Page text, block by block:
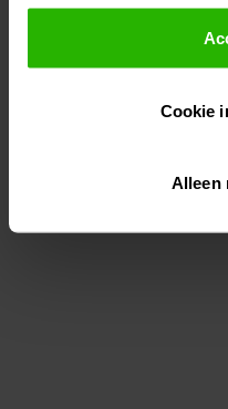
Als je op "Accepteer"
toestemming om cookies
gepersonaliseerde
Lees hier meer over in
Via "Cookie instellingen"
Cookie
Alleen